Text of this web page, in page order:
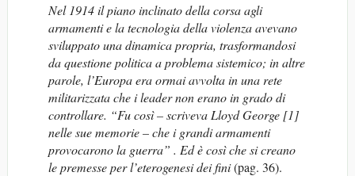
Nel 1914ilpianoinclinatodellacorsaagli
armamentielatecnologiadellaviolenzaavevano
sviluppatounadinamicapropria, trasformandosi
daquestionepoliticaaproblemasistemico; inaltre
parole, l’Europaeraormaiavvoltainuna rete
militarizzatacheileadernoneranoin gradodi
controllare. “Fucosì–scriveva LloydGeorge [1]
nellesuememorie–chei grandiarmamenti
provocaronola guerra” . Edècosìchesicreano
lepremesseperl’eterogenesideifini(pag. 36).